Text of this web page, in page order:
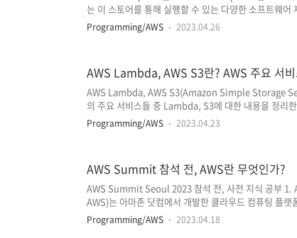
는 이 스토어를 통해 실행할 수 있는 다양한 소프트웨
자가 소프트웨어를 구매하고 사용하는 것이 보다 단순
한 비용 역시 이 서비스를 통해 관리할 수 있습니다. 쉽
서는 의..
Programming/AWS 2023.04.26
AWS Lambda, AWS S3란? AWS 주요 서
AWS Lambda, AWS S3(Amazon Simple Storage
의 주요 서비스들 중 Lambda, S3에 대한 내용을 정
전, AWS란 무엇인가? AWS Lambda AWS Lambda
도 코드를 실행할 수 있는 이벤트 중심의 서버리스 컴
Programming/AWS 2023.04.23
AWS Summit 참석 전, AWS란 무엇인가?
AWS Summit Seoul 2023 참석 전, 사전 지식 공부
AWS)는 아마존 닷컴에서 개발한 클라우드 컴퓨팅 플
차지하고 있는데요. AWS는 컴퓨팅, 스토리지, 데이터
능, 데이터 레이크 및 분석, 사물 인터넷 등 200개 이상
Programming/AWS 2023.04.18